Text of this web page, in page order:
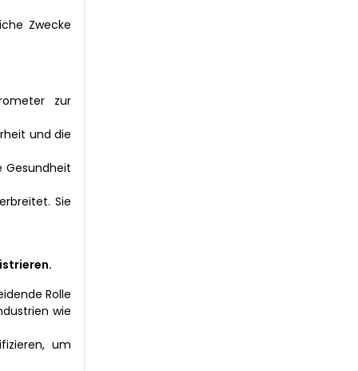
Zwecke
zur
und die
Gesundheit
Sie
Rolle
wie
um